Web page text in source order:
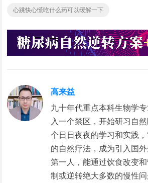
心跳快心慌吃什么药可以缓解一下
高来益
九十年代重点本科生物学
入一个禁区，开始研习自
个日日夜夜的学习和实践
的自然疗法，成为引入国
第一人，能通过饮食改变
制或逆转绝大多数的慢性